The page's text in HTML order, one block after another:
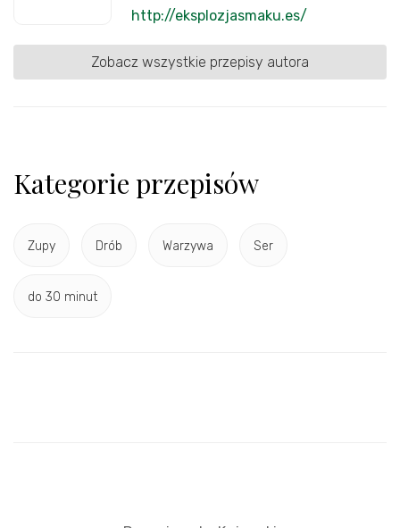
http://eksplozjasmaku.es/
Zobacz wszystkie przepisy autora
Kategorie przepisów
Zupy Drób Warzywa Ser
do 30 minut